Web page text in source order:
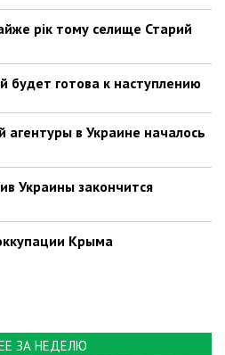
рік тому селище Старий
будет готова к наступлению
агентуры в Украине началось
Украины закончится
Крыма
ЗА НЕДЕЛЮ